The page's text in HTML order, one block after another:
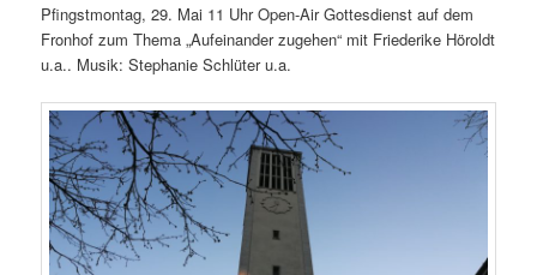
Pfingstmontag, 29. Mai 11 Uhr Open-Air Gottesdienst auf dem
Fronhof zum Thema „Aufeinander zugehen“ mit Friederike Höroldt
u.a.. Musik: Stephanie Schlüter u.a.